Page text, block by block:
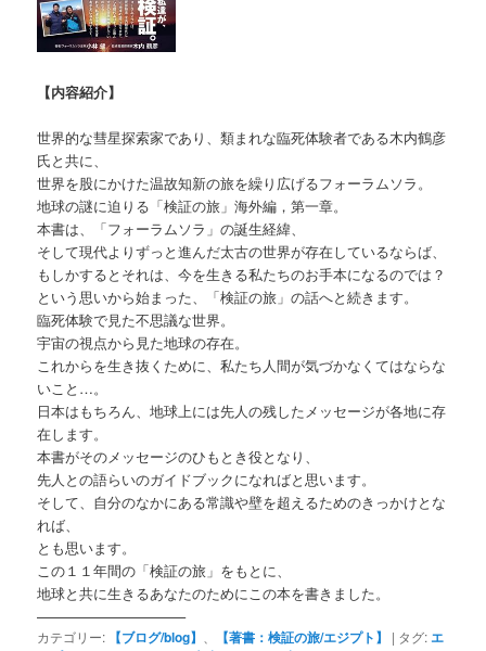
【内容紹介】
世界的な彗星探索家であり、類まれな臨死体験者である木内鶴彦
氏と共に、
世界を股にかけた温故知新の旅を繰り広げるフォーラムソラ。
地球の謎に迫りる「検証の旅」海外編，第一章。
本書は、「フォーラムソラ」の誕生経緯、
そして現代よりずっと進んだ太古の世界が存在しているならば、
もしかするとそれは、今を生きる私たちのお手本になるのでは？
という思いから始まった、「検証の旅」の話へと続きます。
臨死体験で見た不思議な世界。
宇宙の視点から見た地球の存在。
これからを生き抜くために、私たち人間が気づかなくてはならな
いこと…。
日本はもちろん、地球上には先人の残したメッセージが各地に存
在します。
本書がそのメッセージのひもとき役となり、
先人との語らいのガイドブックになればと思います。
そして、自分のなかにある常識や壁を超えるためのきっかけとな
れば、
とも思います。
この１１年間の「検証の旅」をもとに、
地球と共に生きるあなたのためにこの本を書きました。
——————————–
カテゴリー: 【ブログ/blog】 【著書：検証の旅/エジプト】 | タグ: エ